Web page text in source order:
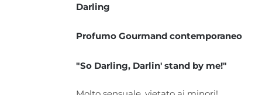
Darling
Profumo Gourmand contemporaneo
"So Darling, Darlin' stand by me!"